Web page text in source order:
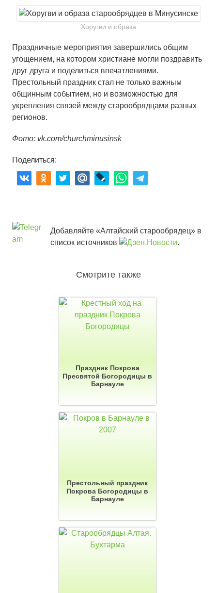
Хоругви и образа
Праздничные мероприятия завершились общим
угощением, на котором христиане могли поздравить
друг друга и поделиться впечатлениями.
Престольный праздник стал не только важным
общинным событием, но и возможностью для
укрепления связей между старообрядцами разных
регионов.
Фото: vk.com/churchminusinsk
Поделиться:
Добавляйте «Алтайский старообрядец» в
список источников
.
Смотрите также
Праздник Покрова
Пресвятой Богородицы в
Барнауле
Престольный праздник
Покрова Богородицы в
Барнауле